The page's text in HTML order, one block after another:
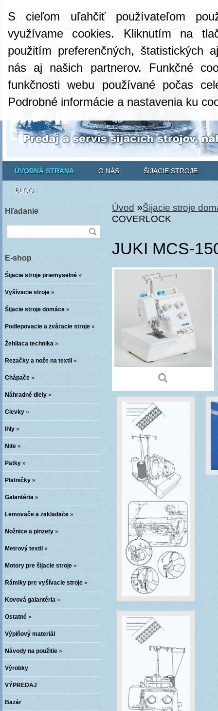
S cieľom uľahčiť používateľom
využívame cookies. Kliknutím na
použitím preferenčných, štatistických
nás aj našich partnerov. Funkčné
funkčnosti webu používané počas
Podrobné informácie a nastavenia ku
ÚVODNÁ STRANA O NÁS ŠIJACIE STROJE
BLOG
Hľadanie
E-shop
Šijacie stroje priemyselné »
Vyšívacie stroje »
Šijacie stroje domáce »
Podlepovacie a zváracie stroje »
Žehliaca technika »
Rezačky a nože na textil »
Chápače »
Náhradné diely »
Cievky »
Ihly »
Nite »
Pätky »
Platničky »
Galantéria »
Lemovače a zakladače »
Nožnice a pinzety »
Metrový textil »
Motory pre šijacie stroje »
Rámiky pre vyšívacie stroje »
Kovová galantéria »
Ostatné »
Výplňový materiál
Návody na použitie »
Výrobky
VÝPREDAJ
Bazár
Úvod »Šijacie stroje
COVERLOCK
JUKI MCS-